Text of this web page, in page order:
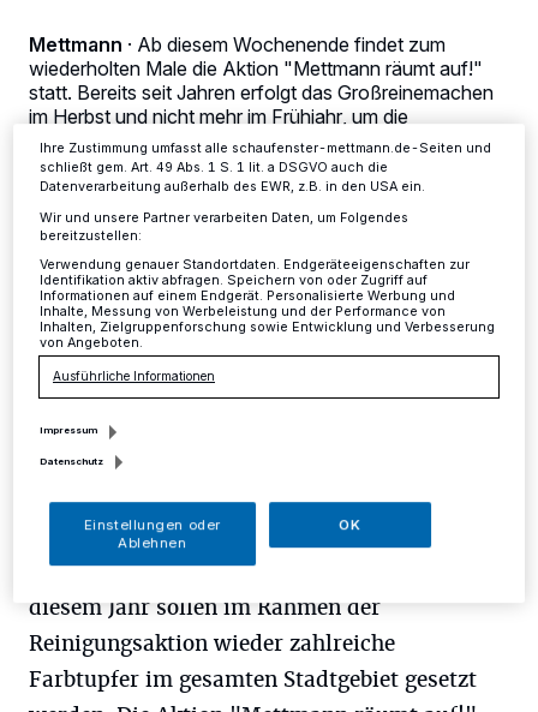
Mettmann · Ab diesem Wochenende findet zum
wiederholten Male die Aktion "Mettmann räumt auf!"
statt. Bereits seit Jahren erfolgt das Großreinemachen
im Herbst und nicht mehr im Frühjahr, um die
Brutvogelschutzzeiten einhalten zu können.
19.10.2016 , 11:58 Uhr
D arüber hinaus werden seitdem
jahreszeitgerecht mehrere Tausend
Narzissen und andere Blumenzwiebeln auf
öffentliche Grünflächen gepflanzt. Auch in
diesem Jahr sollen im Rahmen der
Reinigungsaktion wieder zahlreiche
Farbtupfer im gesamten Stadtgebiet gesetzt
dieses Menü jederzeit wieder aufrufen, um Ihre Einstellungen zu
ändern oder Ihre Einwilligung zu widerrufen, indem Sie auf den Link
Einstellungen oder Ablehnen am unteren Rand der Webseite klicken.
Ihre Einstellungen gelten innerhalb unseres Website. Weitere
Informationen finden Sie in unserer Datenschutzerklärung.
Ihre Zustimmung umfasst alle schaufenster-mettmann.de-Seiten und
schließt gem. Art. 49 Abs. 1 S. 1 lit. a DSGVO auch die
Datenverarbeitung außerhalb des EWR, z.B. in den USA ein.
Wir und unsere Partner verarbeiten Daten, um Folgendes
bereitzustellen:
Verwendung genauer Standortdaten. Endgeräteeigenschaften zur
Identifikation aktiv abfragen. Speichern von oder Zugriff auf
Informationen auf einem Endgerät. Personalisierte Werbung und
Inhalte, Messung von Werbeleistung und der Performance von
Inhalten, Zielgruppenforschung sowie Entwicklung und Verbesserung
von Angeboten.
Ausführliche Informationen
Impressum
Datenschutz
Einstellungen oder
Ablehnen
OK